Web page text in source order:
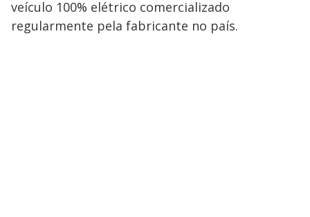
veículo 100% elétrico comercializado
regularmente pela fabricante no país.